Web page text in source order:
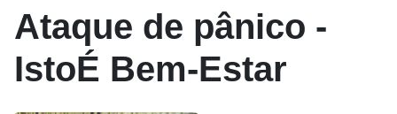
Ataque de pânico -
IstoÉ Bem-Estar